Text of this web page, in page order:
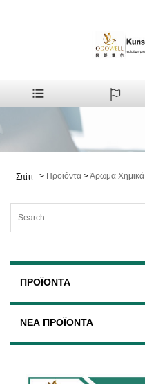
Σπίτι > Προϊόντα >Άρωμα Χημικά
ΠΡΟΪΌΝΤΑ
ΝΈΑ ΠΡΟΪΌΝΤΑ